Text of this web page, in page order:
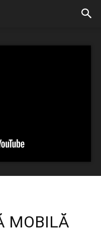
MOBILĂ